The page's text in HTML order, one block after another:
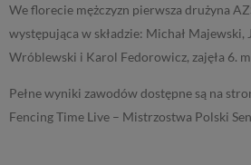
We florecie mężczyzn pierwsza drużyna
występująca w składzie: Michał Majewski,
Wróblewski i Karol Fedorowicz, zajęła 6.
Pełne wyniki zawodów dostępne są na
Fencing Time Live – Mistrzostwa Polski